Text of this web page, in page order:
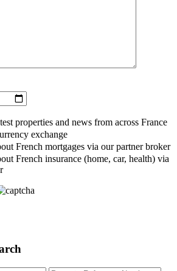
properties and news from across France
exchange
French mortgages via our partner broker
French insurance (home, car, health) via